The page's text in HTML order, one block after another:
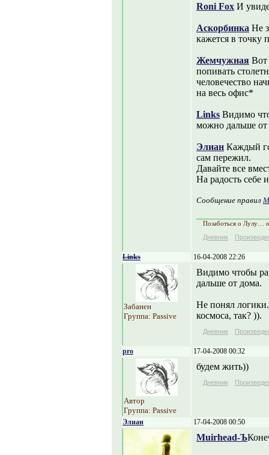
Roni Fox И
Аскорбинка Не
кажется в точку
Жемчужная Вот
попивать
человечество
на весь офис*
Links Видимо
можно дальше от
Элиан Каждый
сам пережил.
Давайте все
На радость себе
Сообщение правил
Позаботься о Лулу…
Дневник
Links 16-04-2008 22:26
Забанен
Группа: Passive
Видимо чтобы
дальше от дома.
Не понял
космоса, так? )).
Дневник
pro 17-04-2008 00:32
Автор
Группа: Passive
будем жить))
Дневник
Элиан 17-04-2008 00:50
Muirhead-Ъ